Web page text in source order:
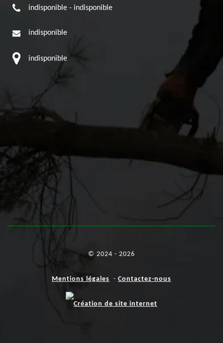
indisponible - indisponible
indisponible
indisponible
© 2024 - 2026
Mentions légales - Contactez-nous